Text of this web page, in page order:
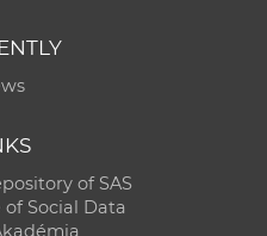
of SAS
of Social Data